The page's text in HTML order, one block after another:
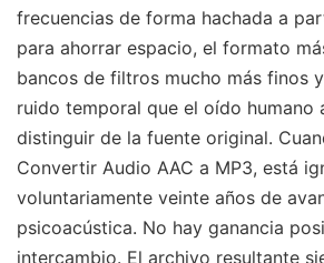
frecuencias de forma hachada a
para ahorrar espacio, el formato
bancos de filtros mucho más finos
ruido temporal que el oído humano
distinguir de la fuente original.
Convertir Audio AAC a MP3, está
voluntariamente veinte años de
psicoacústica. No hay ganancia
intercambio. El archivo resultante